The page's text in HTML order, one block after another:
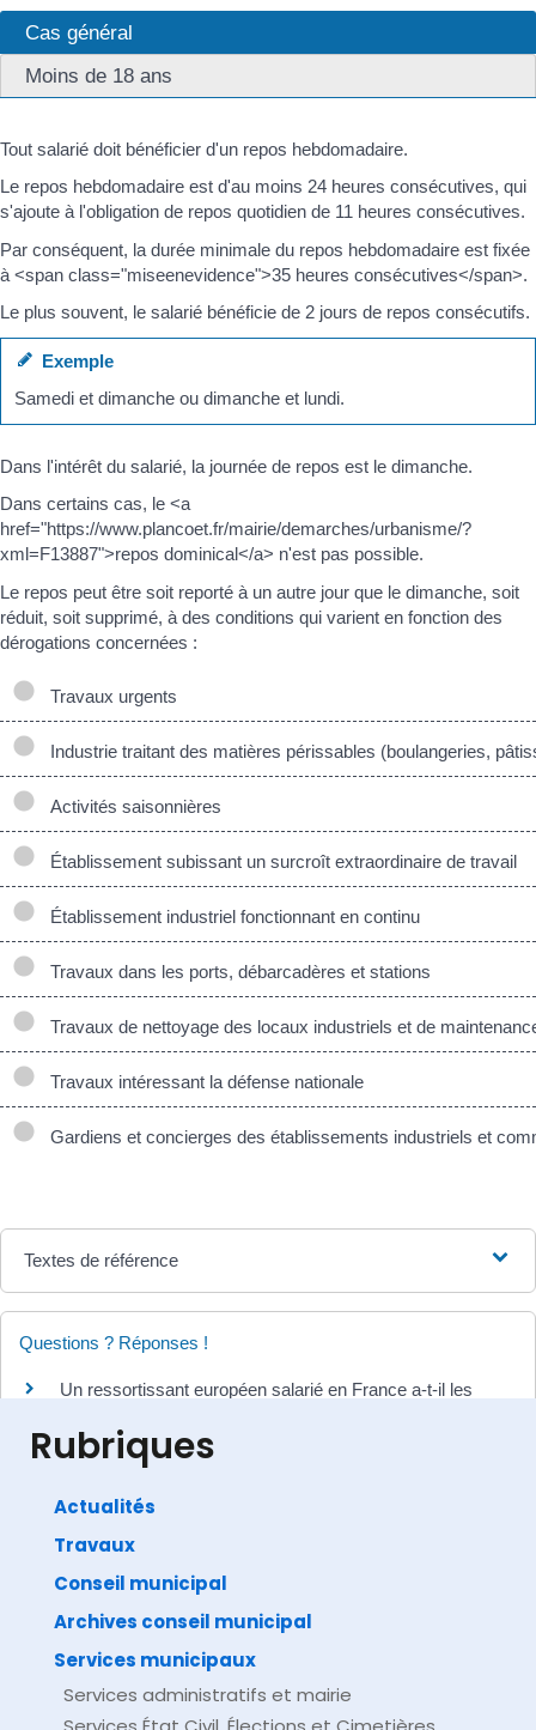
Cas général
Moins de 18 ans
Tout salarié doit bénéficier d'un repos hebdomadaire.
Le repos hebdomadaire est d'au moins 24 heures consécutives, qui
s'ajoute à l'obligation de repos quotidien de 11 heures consécutives.
Par conséquent, la durée minimale du repos hebdomadaire est fixée
à <span class="miseenevidence">35 heures consécutives</span>.
Le plus souvent, le salarié bénéficie de 2 jours de repos consécutifs.
Exemple
Samedi et dimanche ou dimanche et lundi.
Dans l'intérêt du salarié, la journée de repos est le dimanche.
Dans certains cas, le <a
href="https://www.plancoet.fr/mairie/demarches/urbanisme/?
xml=F13887">repos dominical</a> n'est pas possible.
Le repos peut être soit reporté à un autre jour que le dimanche, soit
réduit, soit supprimé, à des conditions qui varient en fonction des
dérogations concernées :
Travaux urgents
Industrie traitant des matières périssables (boulangeries,
Activités saisonnières
Établissement subissant un surcroît extraordinaire de travail
Établissement industriel fonctionnant en continu
Travaux dans les ports, débarcadères et stations
Travaux de nettoyage des locaux industriels et de
Travaux intéressant la défense nationale
Gardiens et concierges des établissements industriels et
Textes de référence
Questions ? Réponses !
Un ressortissant européen salarié en France a-t-il les
Direction de l'information légale et administrative
Rubriques
Actualités
Travaux
Conseil municipal
Archives conseil municipal
Services municipaux
Services administratifs et mairie